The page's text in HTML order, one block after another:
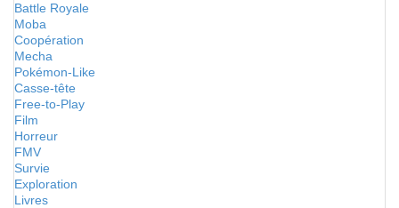
Battle Royale
Moba
Coopération
Mecha
Pokémon-Like
Casse-tête
Free-to-Play
Film
Horreur
FMV
Survie
Exploration
Livres